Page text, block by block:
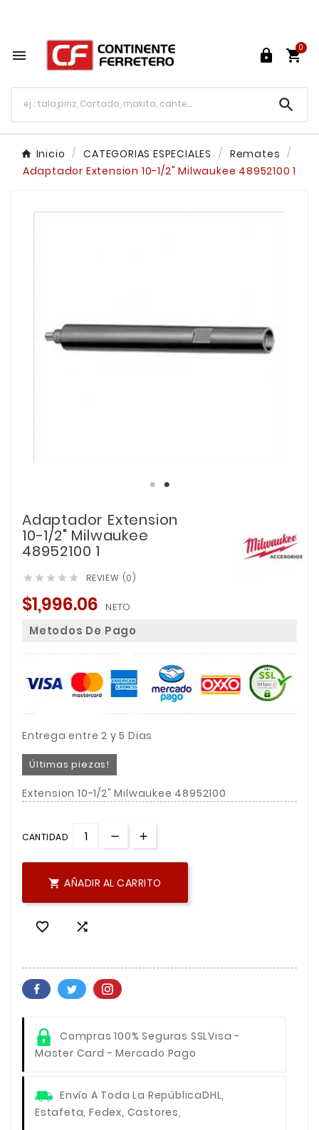
  
0

Inicio CATEGORIAS ESPECIALES
Remates
Adaptador Extension 10-1/2" Milwaukee 48952100 1
Adaptador Extension
10-1/2" Milwaukee
48952100 1
     REVIEW (0)
$1,996.06 NETO
Metodos De Pago
Entrega entre 2 y 5 Dias
Últimas piezas!
Extension 10-1/2" Milwaukee 48952100
CANTIDAD
 AÑADIR AL CARRITO
 
Compras 100% Seguras SSLVisa -
Master Card - Mercado Pago
Envío A Toda La RepúblicaDHL,
Estafeta, Fedex, Castores,